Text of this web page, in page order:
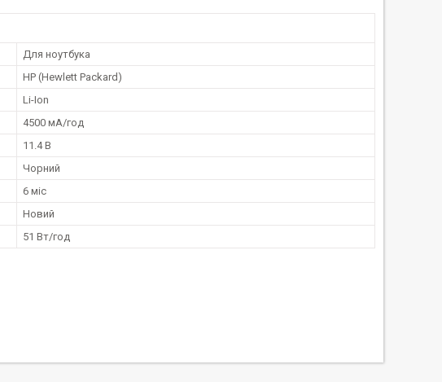
Для ноутбука
HP (Hewlett Packard)
Li-Ion
4500 мА/год
11.4 В
Чорний
6 міс
Новий
51 Вт/год